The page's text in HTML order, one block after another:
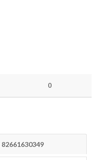
0
82661630349